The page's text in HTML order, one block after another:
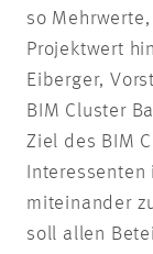
so
Projektwert
Eiberger,
BIM Cluster
Ziel des BIM
miteinander
soll allen